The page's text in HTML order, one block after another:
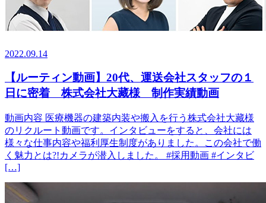
2022.09.14
【ルーティン動画】20代、運送会社スタッフの１
日に密着 株式会社大藏様 制作実績動画
動画内容 医療機器の建築内装や搬入を行う株式会社大藏様
のリクルート動画です。インタビューをすると、会社には
様々な仕事内容や福利厚生制度がありました。この会社で働
く魅力とは?!カメラが潜入しました。 #採用動画 #インタビ
[…]